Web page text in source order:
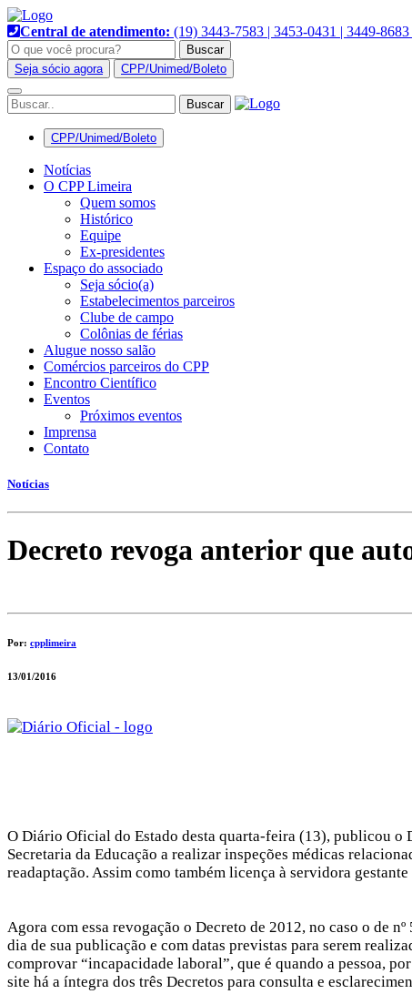
Pular
para
o
conteúdo
Central de atendimento: (19) 3443-7583 | 3453-0431 | 3449-
Buscar
Seja sócio agora
CPP/Unimed/Boleto
Alternar
navegação
CPP/Unimed/Boleto
Notícias
O CPP Limeira
Quem somos
Histórico
Equipe
Ex-presidentes
Espaço do associado
Seja sócio(a)
Estabelecimentos parceiros
Clube de campo
Colônias de férias
Alugue nosso salão
Comércios parceiros do CPP
Encontro Científico
Eventos
Próximos eventos
Imprensa
Contato
Notícias
Decreto revoga anterior que
Por: cpplimeira
13/01/2016
O Diário Oficial do Estado desta quarta-feira (13), publicou o
Secretaria da Educação a realizar inspeções médicas
readaptação. Assim como também licença à servidora
Agora com essa revogação o Decreto de 2012, no caso o de
dia de sua publicação e com datas previstas para serem
comprovar “incapacidade laboral”, que é quando a pessoa,
site há a íntegra dos três Decretos para consulta e